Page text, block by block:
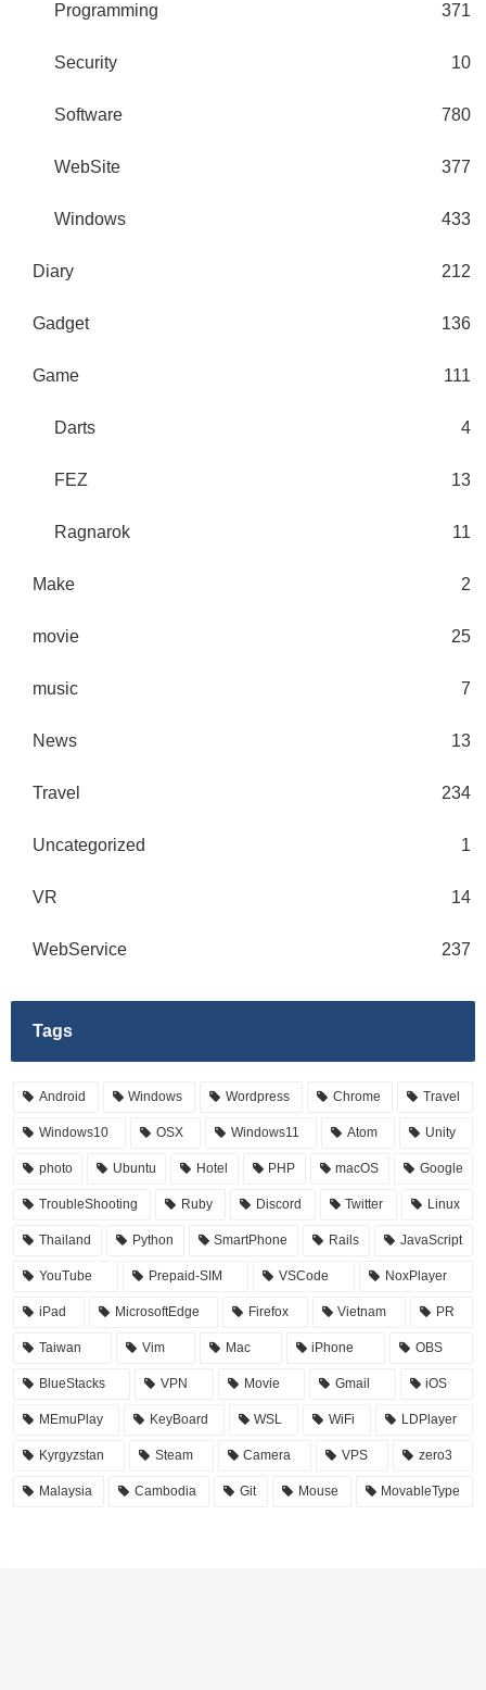
Programming 371
Security 10
Software 780
WebSite 377
Windows 433
Diary 212
Gadget 136
Game 111
Darts 4
FEZ 13
Ragnarok 11
Make 2
movie 25
music 7
News 13
Travel 234
Uncategorized 1
VR 14
WebService 237
Tags
Android Windows Wordpress Chrome Travel
Windows10 OSX Windows11 Atom Unity
photo Ubuntu Hotel PHP macOS Google
TroubleShooting Ruby Discord Twitter Linux
Thailand Python SmartPhone Rails JavaScript
YouTube Prepaid-SIM VSCode NoxPlayer
iPad MicrosoftEdge Firefox Vietnam PR
Taiwan Vim Mac iPhone OBS
BlueStacks VPN Movie Gmail iOS
MEmuPlay KeyBoard WSL WiFi LDPlayer
Kyrgyzstan Steam Camera VPS zero3
Malaysia Cambodia Git Mouse MovableType